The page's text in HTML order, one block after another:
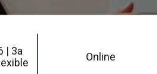
| 3a
Online